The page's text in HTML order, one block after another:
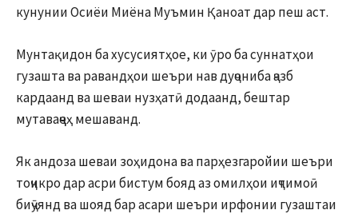
кунунии Осиёи Миёна Муъмин Қаноат дар пеш аст.
Мунтақидон ба хусусиятҳое, ки ӯро ба суннатҳои
гузашта ва равандҳои шеъри нав дуҷониба ҷазб
кардаанд ва шеваи нузҳатӣ додаанд, бештар
мутаваҷҷеҳ мешаванд.
Як андоза шеваи зоҳидона ва парҳезгаройии шеъри
тоҷикро дар асри бистум бояд аз омилҳои иҷтимоӣ
биҷӯянд ва шояд бар асари шеъри ирфонии гузаштаи